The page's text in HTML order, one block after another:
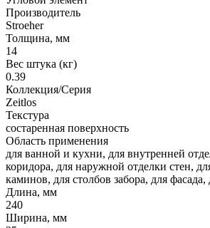
Производитель
Stroeher
Толщина, мм
14
Вес штука (кг)
0.39
Коллекция/Серия
Zeitlos
Текстура
состаренная поверхность
Область применения
для ванной и кухни, для внутренней
коридора, для наружной отделки стен,
каминов, для столбов забора, для фасада,
Длина, мм
240
Ширина, мм